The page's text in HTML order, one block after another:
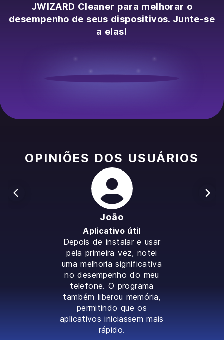
JWIZARD Cleaner para melhorar o
desempenho de seus dispositivos. Junte-se
a elas!
OPINIÕES DOS USUÁRIOS
João
Aplicativo útil
Depois de instalar e usar
pela primeira vez, notei
uma melhoria significativa
no desempenho do meu
telefone. O programa
também liberou memória,
permitindo que os
aplicativos iniciassem mais
rápido.